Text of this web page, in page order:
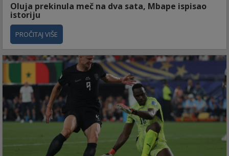
Oluja prekinula meč na dva sata, Mbape ispisao
istoriju
PROČITAJ VIŠE